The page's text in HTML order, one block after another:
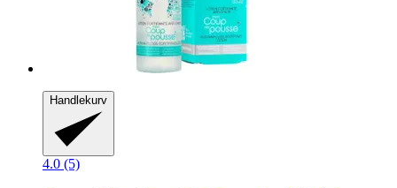
Handlekurv
4.0 (5)